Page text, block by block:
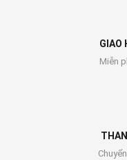
GIAO
Miễn